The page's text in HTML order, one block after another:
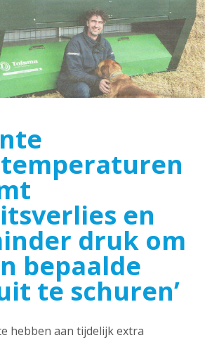
en
druk om
bepaalde
te schuren’
hebben aan tijdelijk extra